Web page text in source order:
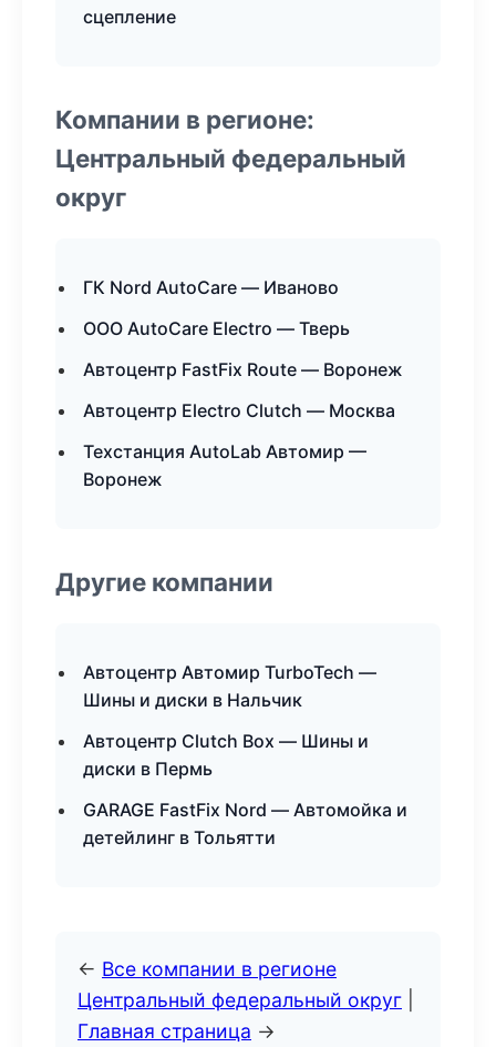
сцепление
Компании в регионе:
Центральный федеральный
округ
ГК Nord AutoCare — Иваново
ООО AutoCare Electro — Тверь
Автоцентр FastFix Route — Воронеж
Автоцентр Electro Clutch — Москва
Техстанция AutoLab Автомир —
Воронеж
Другие компании
Автоцентр Автомир TurboTech —
Шины и диски в Нальчик
Автоцентр Clutch Box — Шины и
диски в Пермь
GARAGE FastFix Nord — Автомойка и
детейлинг в Тольятти
← Все компании в регионе
Центральный федеральный округ
Главная страница →